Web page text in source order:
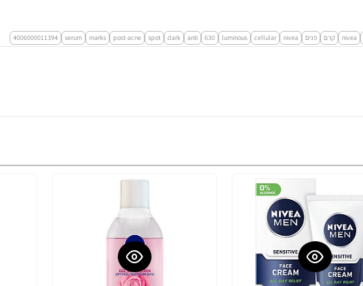
nivea קרם פנים nivea
cellular
luminous
630
anti
dark
spot
post-acne
marks
serum
4006000011394